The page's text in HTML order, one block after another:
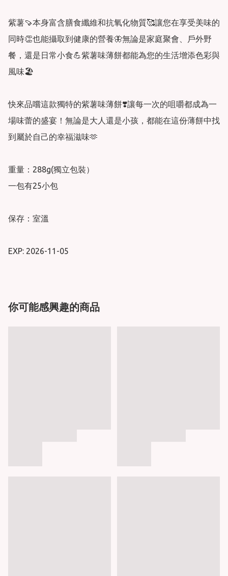
紫薯🍠本身富含膳食纖維和抗氧化物質🥰讓您在享受美味的
同時👏也能攝取到健康的營養🦋無論是家庭聚會、戶外野
餐，還是日常小食💪紫薯味薄餅都能為您的生活增添色彩與
風味🏖️
快來品嚐這款獨特的紫薯味薄餅❣️讓每一次的咀嚼都成為一
場味蕾的盛宴！無論是大人還是小孩，都能在這份薄餅中找
到屬於自己的幸福滋味🫶
重量：288g(獨立包裝）
一包有25小包
保存：室溫
你可能感興趣的商品